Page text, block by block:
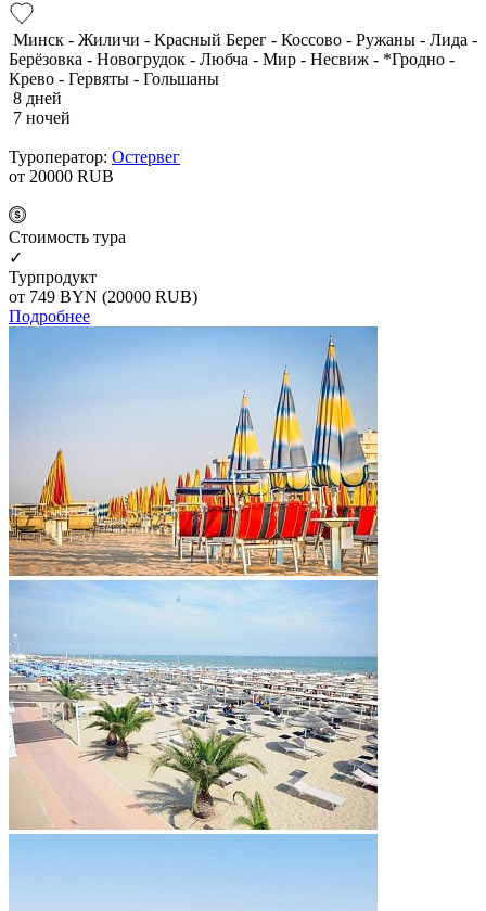
Минск - Жиличи - Красный Берег - Коссово - Ружаны - Лида -
Берёзовка - Новогрудок - Любча - Мир - Несвиж - *Гродно -
Крево - Гервяты - Гольшаны
8 дней
7 ночей
Туроператор: Остервег
от 20000 RUB
Cтоимость тура
✓
Турпродукт
от 749 BYN (20000 RUB)
Подробнее